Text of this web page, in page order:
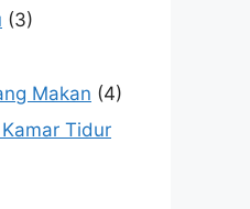
(3)
Makan (4)
Tidur